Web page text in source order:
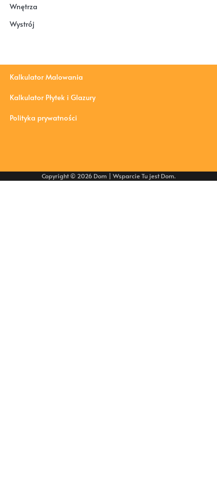
Wnętrza
Wystrój
Kalkulator Malowania
Kalkulator Płytek i Glazury
Polityka prywatności
Copyright © 2026 Dom | WsparcieTu jest Dom.